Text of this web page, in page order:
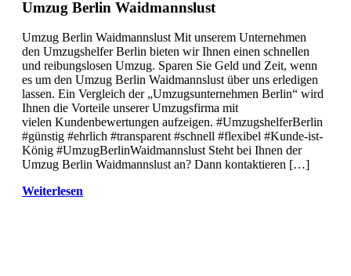
Umzug Berlin Waidmannslust
Umzug Berlin Waidmannslust Mit unserem Unternehmen
den Umzugshelfer Berlin bieten wir Ihnen einen schnellen
und reibungslosen Umzug. Sparen Sie Geld und Zeit, wenn
es um den Umzug Berlin Waidmannslust über uns erledigen
lassen. Ein Vergleich der „Umzugsunternehmen Berlin“ wird
Ihnen die Vorteile unserer Umzugsfirma mit
vielen Kundenbewertungen aufzeigen. #UmzugshelferBerlin
#günstig #ehrlich #transparent #schnell #flexibel #Kunde-ist-
König #UmzugBerlinWaidmannslust Steht bei Ihnen der
Umzug Berlin Waidmannslust an? Dann kontaktieren […]
Weiterlesen